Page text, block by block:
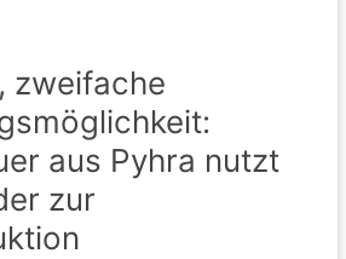
zweifache
aus Pyhra nutzt
zur